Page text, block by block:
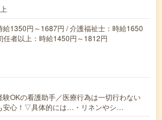
給1350円～1687円 / 介護福祉士：時給1650
任者以上：時給1450円～1812円
験OKの看護助手／医療行為は一切行わない
安心！▽具体的には…・リネンやシ…